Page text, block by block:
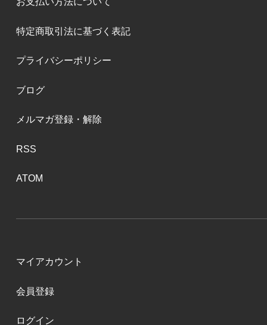
特定商取引法に基づく表記
プライバシーポリシー
ブログ
メルマガ登録・解除
RSS
ATOM
マイアカウント
会員登録
ログイン